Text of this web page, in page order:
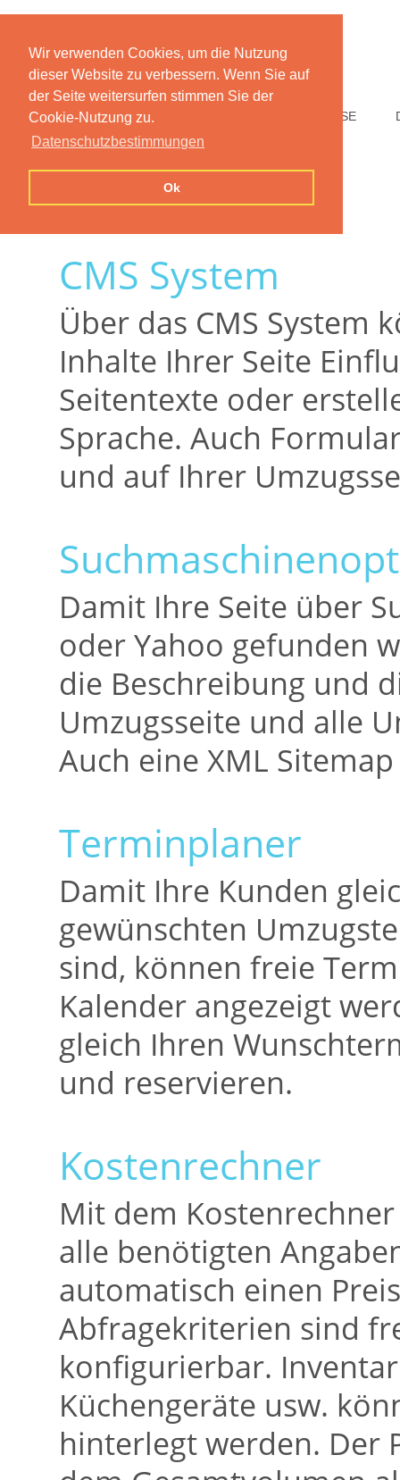
Wir verwenden Cookies, um die Nutzung
dieser Website zu verbessern. Wenn Sie auf
der Seite weitersurfen stimmen Sie der
Cookie-Nutzung zu.
Datenschutzbestimmungen
Ok
HOME PREISE
CMS System
Über das CMS System
Inhalte Ihrer Seite
Seitentexte oder
Sprache. Auch
und auf Ihrer
Damit Ihre Seite über
oder Yahoo gefunden
die Beschreibung und
Umzugsseite und alle
Auch eine XML
Terminplaner
Damit Ihre Kunden
gewünschten
sind, können freie
Kalender angezeigt
gleich Ihren
und reservieren.
Kostenrechner
Mit dem
alle benötigten
automatisch einen
Abfragekriterien sind
konfigurierbar.
Küchengeräte usw.
hinterlegt werden. Der